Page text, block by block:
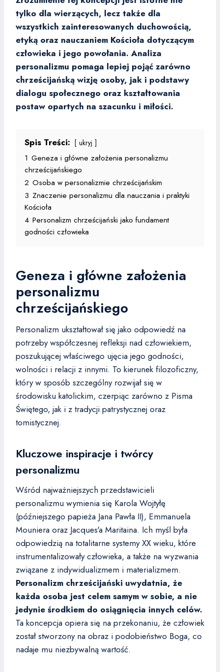
tylko dla wierzących, lecz także dla
wszystkich zainteresowanych duchowością,
etyką oraz nauczaniem Kościoła dotyczącym
człowieka i jego powołania. Analiza
personalizmu pomaga lepiej pojąć zarówno
chrześcijańską wizję osoby, jak i podstawy
dialogu społecznego oraz kształtowania
postaw opartych na szacunku i miłości.
Spis Treści: ukryj
1 Geneza i główne założenia personalizmu
chrześcijańskiego
2 Osoba w personalizmie chrześcijańskim
3 Znaczenie personalizmu dla nauczania i praktyki
Kościoła
4 Personalizm chrześcijański jako fundament
godności człowieka
Geneza i główne założenia
personalizmu
chrześcijańskiego
Personalizm ukształtował się jako odpowiedź na
potrzeby współczesnej refleksji nad człowiekiem,
poszukującej właściwego ujęcia jego godności,
wolności i relacji z innymi. To kierunek filozoficzny,
który w sposób szczególny rozwijał się w
środowisku katolickim, czerpiąc zarówno z Pisma
Świętego, jak i z tradycji patrystycznej oraz
tomistycznej.
Kluczowe inspiracje i twórcy
personalizmu
Wśród najważniejszych przedstawicieli
personalizmu wymienia się Karola Wojtyłę
(późniejszego papieża Jana Pawła II), Emmanuela
Mouniera oraz Jacques'a Maritaina. Ich myśl była
odpowiedzią na totalitarne systemy XX wieku, które
instrumentalizowały człowieka, a także na wyzwania
związane z indywidualizmem i materializmem.
Personalizm chrześcijański uwydatnia, że
każda osoba jest celem samym w sobie, a nie
jedynie środkiem do osiągnięcia innych celów.
Ta koncepcja opiera się na przekonaniu, że człowiek
został stworzony na obraz i podobieństwo Boga, co
nadaje mu niezbywalną wartość.